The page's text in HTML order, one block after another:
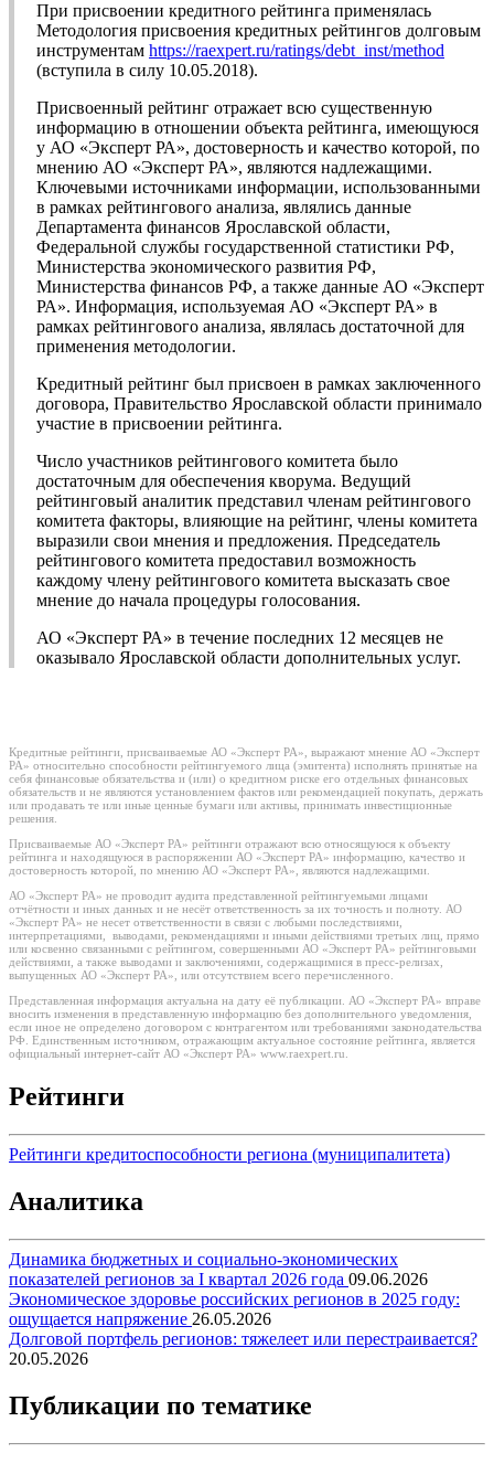
При присвоении кредитного рейтинга применялась
Методология присвоения кредитных рейтингов долговым
инструментам https://raexpert.ru/ratings/debt_inst/method
(вступила в силу 10.05.2018).
Присвоенный рейтинг отражает всю существенную
информацию в отношении объекта рейтинга, имеющуюся
у АО «Эксперт РА», достоверность и качество которой, по
мнению АО «Эксперт РА», являются надлежащими.
Ключевыми источниками информации, использованными
в рамках рейтингового анализа, являлись данные
Департамента финансов Ярославской области,
Федеральной службы государственной статистики РФ,
Министерства экономического развития РФ,
Министерства финансов РФ, а также данные АО «Эксперт
РА». Информация, используемая АО «Эксперт РА» в
рамках рейтингового анализа, являлась достаточной для
применения методологии.
Кредитный рейтинг был присвоен в рамках заключенного
договора, Правительство Ярославской области принимало
участие в присвоении рейтинга.
Число участников рейтингового комитета было
достаточным для обеспечения кворума. Ведущий
рейтинговый аналитик представил членам рейтингового
комитета факторы, влияющие на рейтинг, члены комитета
выразили свои мнения и предложения. Председатель
рейтингового комитета предоставил возможность
каждому члену рейтингового комитета высказать свое
мнение до начала процедуры голосования.
АО «Эксперт РА» в течение последних 12 месяцев не
оказывало Ярославской области дополнительных услуг.
Кредитные рейтинги, присваиваемые АО «Эксперт РА», выражают мнение АО «Эксперт
РА» относительно способности рейтингуемого лица (эмитента) исполнять принятые на
себя финансовые обязательства и (или) о кредитном риске его отдельных финансовых
обязательств и не являются установлением фактов или рекомендацией покупать, держать
или продавать те или иные ценные бумаги или активы, принимать инвестиционные
решения.
Присваиваемые АО «Эксперт РА» рейтинги отражают всю относящуюся к объекту
рейтинга и находящуюся в распоряжении АО «Эксперт РА» информацию, качество и
достоверность которой, по мнению АО «Эксперт РА», являются надлежащими.
АО «Эксперт РА» не проводит аудита представленной рейтингуемыми лицами
отчётности и иных данных и не несёт ответственность за их точность и полноту. АО
«Эксперт РА» не несет ответственности в связи с любыми последствиями,
интерпретациями, выводами, рекомендациями и иными действиями третьих лиц, прямо
или косвенно связанными с рейтингом, совершенными АО «Эксперт РА» рейтинговыми
действиями, а также выводами и заключениями, содержащимися в пресс-релизах,
выпущенных АО «Эксперт РА», или отсутствием всего перечисленного.
Представленная информация актуальна на дату её публикации. АО «Эксперт РА» вправе
вносить изменения в представленную информацию без дополнительного уведомления,
если иное не определено договором с контрагентом или требованиями законодательства
РФ. Единственным источником, отражающим актуальное состояние рейтинга, является
официальный интернет-сайт АО «Эксперт РА» www.raexpert.ru.
Рейтинги
Рейтинги кредитоспособности региона (муниципалитета)
Аналитика
Динамика бюджетных и социально-экономических
показателей регионов за I квартал 2026 года 09.06.2026
Экономическое здоровье российских регионов в 2025 году:
ощущается напряжение 26.05.2026
Долговой портфель регионов: тяжелеет или перестраивается?
20.05.2026
Публикации по тематике